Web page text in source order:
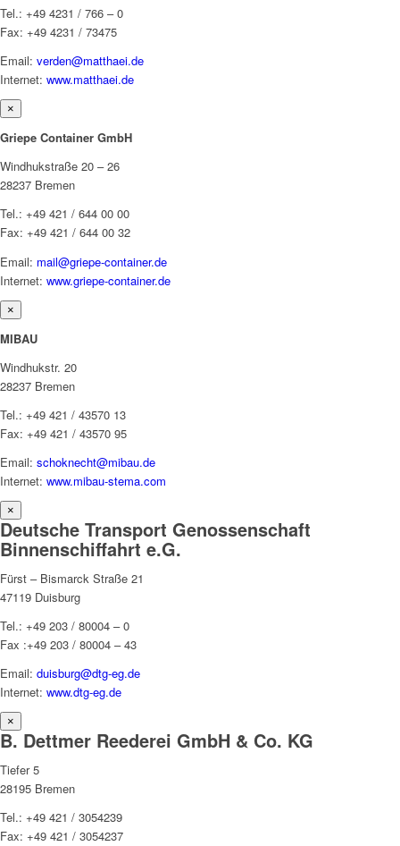
Tel.: +49 4231 / 766 – 0
Fax: +49 4231 / 73475
Email: verden@matthaei.de
Internet: www.matthaei.de
×
Griepe Container GmbH
Windhukstraße 20 – 26
28237 Bremen
Tel.: +49 421 / 644 00 00
Fax: +49 421 / 644 00 32
Email: mail@griepe-container.de
Internet: www.griepe-container.de
×
MIBAU
Windhukstr. 20
28237 Bremen
Tel.: +49 421 / 43570 13
Fax: +49 421 / 43570 95
Email: schoknecht@mibau.de
Internet: www.mibau-stema.com
×
Deutsche Transport Genossenschaft
Binnenschiffahrt e.G.
Fürst – Bismarck Straße 21
47119 Duisburg
Tel.: +49 203 / 80004 – 0
Fax :+49 203 / 80004 – 43
Email: duisburg@dtg-eg.de
Internet: www.dtg-eg.de
×
B. Dettmer Reederei GmbH & Co. KG
Tiefer 5
28195 Bremen
Tel.: +49 421 / 3054239
Fax: +49 421 / 3054237